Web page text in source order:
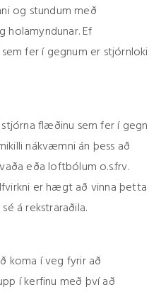
og stundum með
holamyndunar. Ef
fer í gegnum er stjórnloki
flæðinu sem fer í gegn
nákvæmni án þess að
eða loftbólum o.s.frv.
er hægt að vinna þetta
á rekstraraðila.
koma í veg fyrir að
í kerfinu með því að